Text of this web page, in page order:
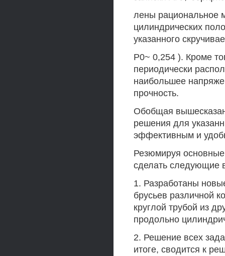
лены рациональное
цилиндрических
указанного
Р0~ 0,254 ). Кроме
периодически
наибольшее
прочность.
Обобщая
решения для
эффективным и
Резюмируя
сделать следующие
1. Разработаны
брусьев различной
круглой трубой из
продольно
2. Решение всех
итоге, сводится к